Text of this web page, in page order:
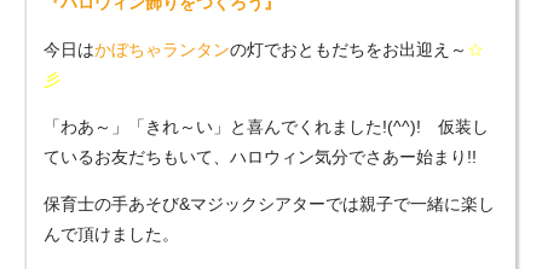
今日はかぼちゃランタンの灯でおともだちをお出迎え～ ☆
彡
「わあ～」「きれ～い」と喜んでくれました!(^^)! 仮装し
ているお友だちもいて、ハロウィン気分でさあー始まり!!
保育士の手あそび&マジックシアターでは親子で一緒に楽し
んで頂けました。